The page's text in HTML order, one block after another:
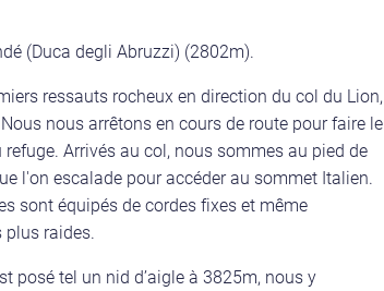
(Duca degli Abruzzi) (2802m).
ressauts rocheux en direction du col du Lion,
nous arrêtons en cours de route pour faire le
refuge. Arrivés au col, nous sommes au pied de
l'on escalade pour accéder au sommet Italien.
sont équipés de cordes fixes et même
plus raides.
posé tel un nid d’aigle à 3825m, nous y